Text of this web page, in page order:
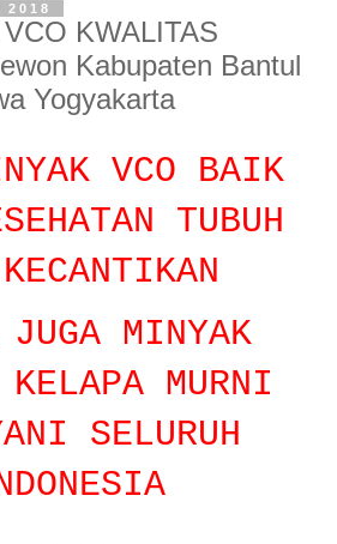
KWALITAS
Kabupaten Bantul
Yogyakarta
VCO BAIK
TUBUH
MINYAK
KELAPA MURNI
SELURUH